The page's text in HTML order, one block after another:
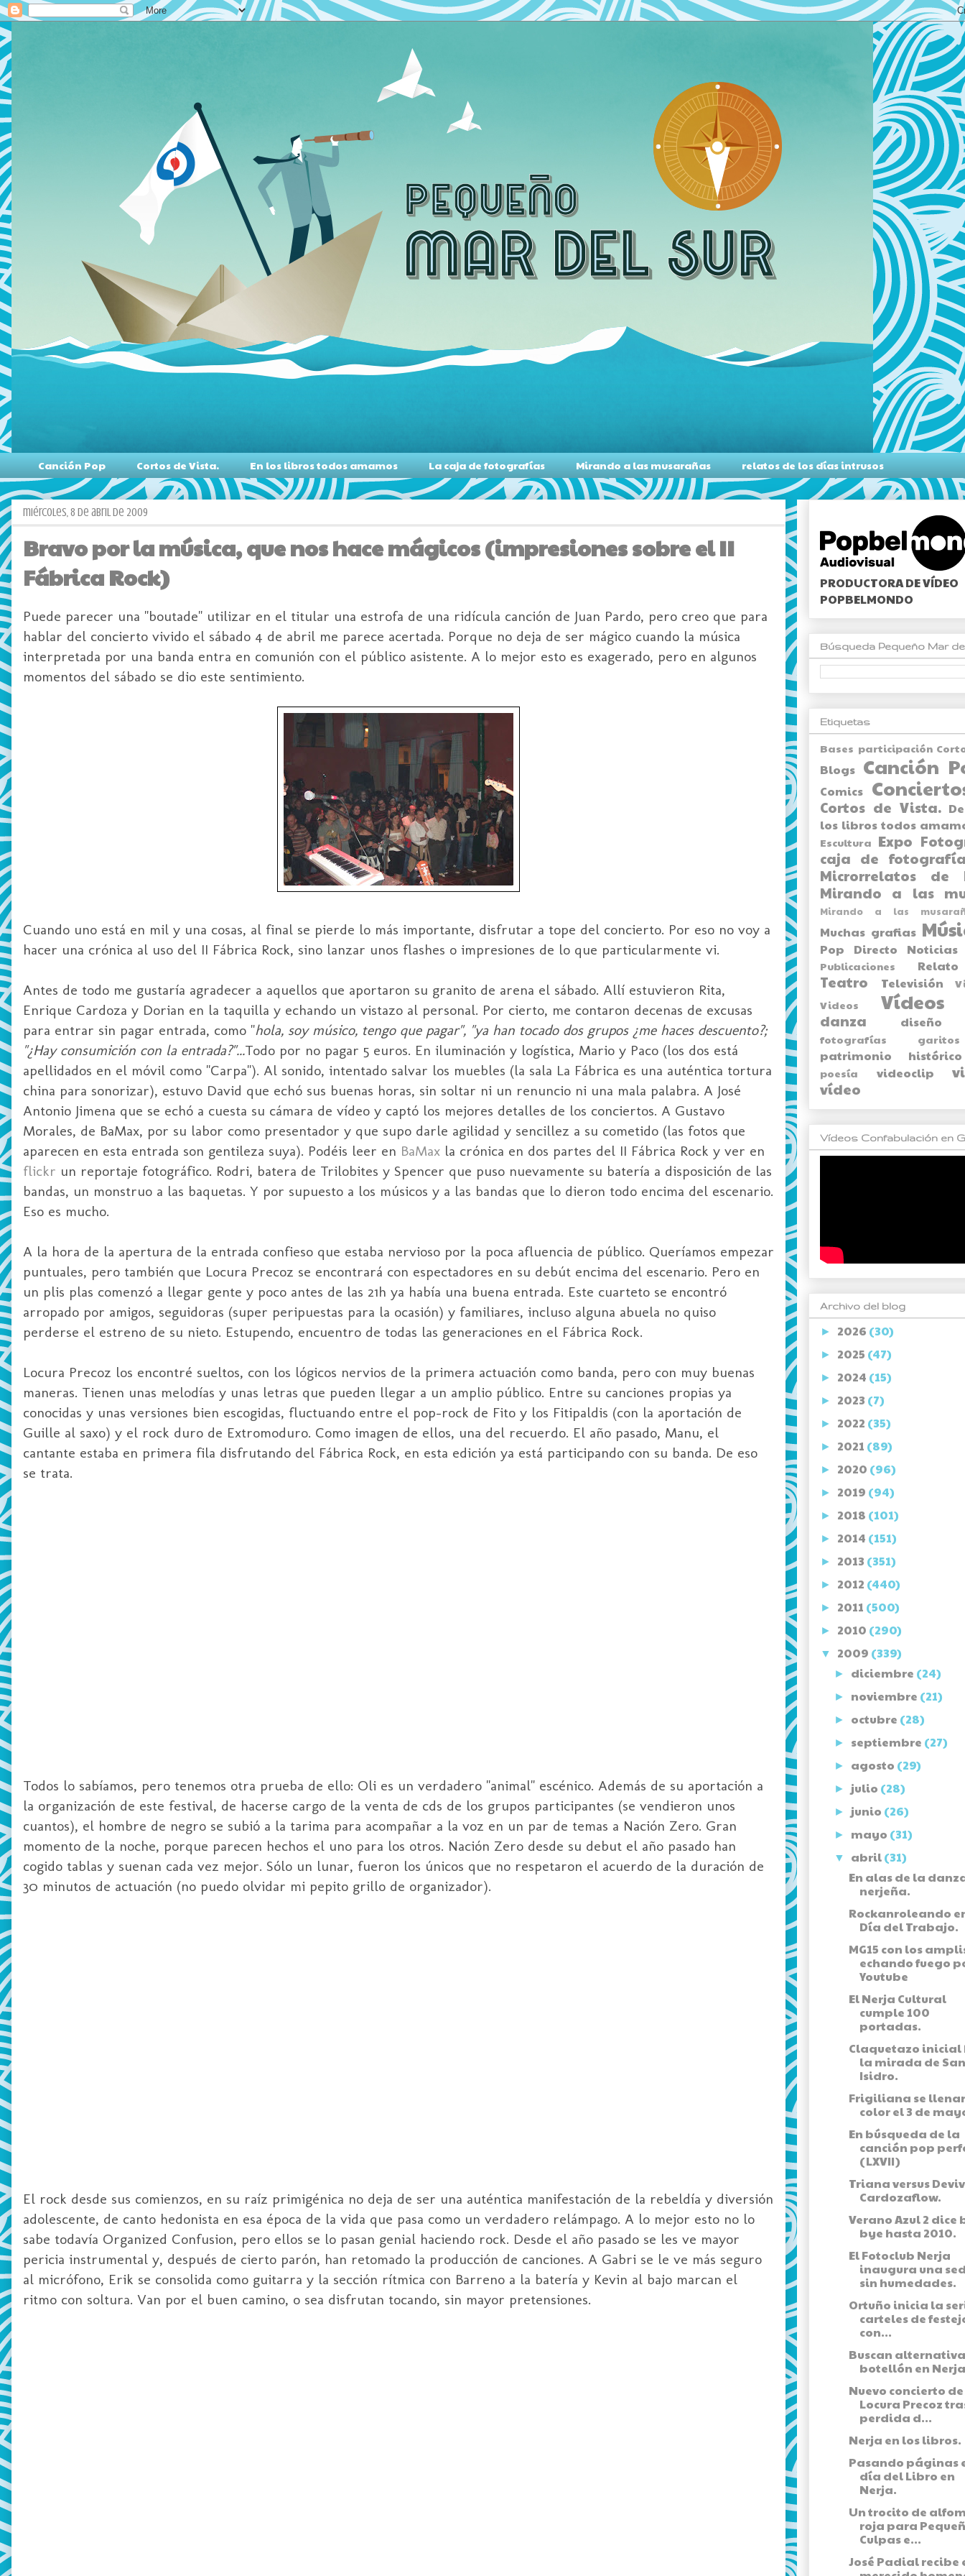
Canción Pop Cortos de Vista. En los libros todos amamos La caja de fotografías Mirando a las musarañas relatos de los días intrusos
miércoles, 8 de abril de 2009
Bravo por la música, que nos hace mágicos (impresiones sobre el II
Fábrica Rock)
Puede parecer una "boutade" utilizar en el titular una estrofa de una ridícula canción de Juan Pardo, pero creo que para
hablar del concierto vivido el sábado 4 de abril me parece acertada. Porque no deja de ser mágico cuando la música
interpretada por una banda entra en comunión con el público asistente. A lo mejor esto es exagerado, pero en algunos
momentos del sábado se dio este sentimiento.
Cuando uno está en mil y una cosas, al final se pierde lo más importante, disfrutar a tope del concierto. Por eso no voy a
hacer una crónica al uso del II Fábrica Rock, sino lanzar unos flashes o impresiones de lo que particularmente vi.
Antes de todo me gustaría agradecer a aquellos que aportaron su granito de arena el sábado. Allí estuvieron Rita,
Enrique Cardoza y Dorian en la taquilla y echando un vistazo al personal. Por cierto, me contaron decenas de excusas
para entrar sin pagar entrada, como "hola, soy músico, tengo que pagar", "ya han tocado dos grupos ¿me haces descuento?;
"¿Hay consumición con la entrada?"...Todo por no pagar 5 euros. En iluminación y logística, Mario y Paco (los dos está
apellidados en el móvil como "Carpa"). Al sonido, intentado salvar los muebles (la sala La Fábrica es una auténtica tortura
china para sonorizar), estuvo David que echó sus buenas horas, sin soltar ni un renuncio ni una mala palabra. A José
Antonio Jimena que se echó a cuesta su cámara de vídeo y captó los mejores detalles de los conciertos. A Gustavo
Morales, de BaMax, por su labor como presentador y que supo darle agilidad y sencillez a su cometido (las fotos que
aparecen en esta entrada son gentileza suya). Podéis leer en BaMax la crónica en dos partes del II Fábrica Rock y ver en
flickr un reportaje fotográfico. Rodri, batera de Trilobites y Spencer que puso nuevamente su batería a disposición de las
bandas, un monstruo a las baquetas. Y por supuesto a los músicos y a las bandas que lo dieron todo encima del escenario.
Eso es mucho.
A la hora de la apertura de la entrada confieso que estaba nervioso por la poca afluencia de público. Queríamos empezar
puntuales, pero también que Locura Precoz se encontrará con espectadores en su debút encima del escenario. Pero en
un plis plas comenzó a llegar gente y poco antes de las 21h ya había una buena entrada. Este cuarteto se encontró
arropado por amigos, seguidoras (super peripuestas para la ocasión) y familiares, incluso alguna abuela no quiso
perderse el estreno de su nieto. Estupendo, encuentro de todas las generaciones en el Fábrica Rock.
Locura Precoz los encontré sueltos, con los lógicos nervios de la primera actuación como banda, pero con muy buenas
maneras. Tienen unas melodías y unas letras que pueden llegar a un amplio público. Entre su canciones propias ya
conocidas y unas versiones bien escogidas, fluctuando entre el pop-rock de Fito y los Fitipaldis (con la aportación de
Guille al saxo) y el rock duro de Extromoduro. Como imagen de ellos, una del recuerdo. El año pasado, Manu, el
cantante estaba en primera fila disfrutando del Fábrica Rock, en esta edición ya está participando con su banda. De eso
se trata.
Todos lo sabíamos, pero tenemos otra prueba de ello: Oli es un verdadero "animal" escénico. Además de su aportación a
la organización de este festival, de hacerse cargo de la venta de cds de los grupos participantes (se vendieron unos
cuantos), el hombre de negro se subió a la tarima para acompañar a la voz en un par de temas a Nación Zero. Gran
momento de la noche, porque parecen hechos el uno para los otros. Nación Zero desde su debut el año pasado han
cogido tablas y suenan cada vez mejor. Sólo un lunar, fueron los únicos que no respetaron el acuerdo de la duración de
30 minutos de actuación (no puedo olvidar mi pepito grillo de organizador).
El rock desde sus comienzos, en su raíz primigénica no deja de ser una auténtica manifestación de la rebeldía y diversión
adolescente, de canto hedonista en esa época de la vida que pasa como un verdadero relámpago. A lo mejor esto no lo
sabe todavía Organized Confusion, pero ellos se lo pasan genial haciendo rock. Desde el año pasado se les ve mayor
pericia instrumental y, después de cierto parón, han retomado la producción de canciones. A Gabri se le ve más seguro
al micrófono, Erik se consolida como guitarra y la sección rítmica con Barreno a la batería y Kevin al bajo marcan el
ritmo con soltura. Van por el buen camino, o sea disfrutan tocando, sin mayor pretensiones.
PRODUCTORA DE VÍDEO
POPBELMONDO
Búsqueda Pequeño Mar
Etiquetas
Bases participación
Blogs Canción
Comics
Cortos de Vista.
los libros todos
Escultura Expo
caja de
Microrrelatos de
Mirando a las
Mirando a las
Muchas grafias
Pop Directo Noticias
Publicaciones Relato
Teatro Televisión
Videos
Vídeos
danza diseño
fotografías garitos
patrimonio histórico
poesía videoclip
vídeo
Vídeos Confabulación en
Archivo del blog
► 2026 (30)
► 2025 (47)
► 2024 (15)
► 2023 (7)
► 2022 (35)
► 2021 (89)
► 2020 (96)
► 2019 (94)
► 2018 (101)
► 2014 (151)
► 2013 (351)
► 2012 (440)
► 2011 (500)
► 2010 (290)
▼ 2009 (339)
► diciembre (24)
► noviembre (21)
► octubre (28)
► septiembre (27)
► agosto (29)
► julio (28)
► junio (26)
► mayo (31)
▼ abril(31)
En alas de la
nerjeña.
Rockanroleando
Día del Trabajo.
MG15 con los
echando fuego
Youtube
El Nerja Cultural
cumple 100
portadas.
Claquetazo inicial
la mirada de San
Isidro.
Frigiliana se
color el 3 de
En búsqueda de la
canción pop
(LXVII)
Triana versus
Cardozaflow.
Verano Azul 2 dice
bye hasta 2010.
El Fotoclub Nerja
inaugura una
sin humedades.
Ortuño inicia la
carteles de
con...
Buscan
botellón en
Nuevo concierto de
Locura Precoz
perdida d...
Nerja en los libros.
Pasando páginas
día del Libro en
Nerja.
Un trocito de
roja para
Culpas e...
José Padial recibe